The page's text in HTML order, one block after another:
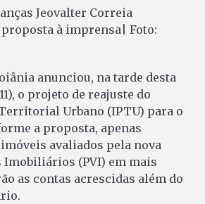
Jeovalter Correia
à imprensa| Foto:
anunciou, na tarde desta
o projeto de reajuste do
Urbano (IPTU) para o
a proposta, apenas
avaliados pela nova
Imobiliários (PVI) em mais
as contas acrescidas além do